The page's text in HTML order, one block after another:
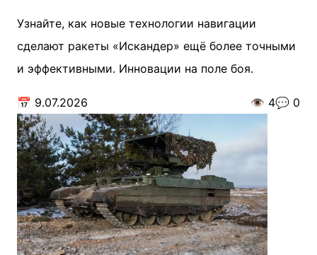
Узнайте, как новые технологии навигации
сделают ракеты «Искандер» ещё более точными
и эффективными. Инновации на поле боя.
📅 9.07.2026 👁️ 4💬 0